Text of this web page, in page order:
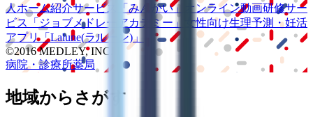
人ホーム紹介サービス
「みんかい」 オンライン動画研修サー
ビス
「ジョブメドレー アカデミー」 女性向け生理予測・妊活
アプリ「Lalune(ラルーン)」
©2016 MEDLEY, INC.
病院・診療所薬局
地域からさがす